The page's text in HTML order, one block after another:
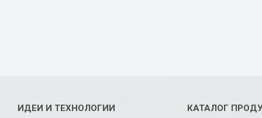
ИДЕИ И ТЕХНОЛОГИИ КАТАЛОГ